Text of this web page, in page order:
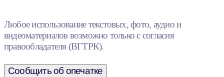
Любое использование текстовых, фото, аудио и
видеоматериалов возможно только с согласия
правообладателя (ВГТРК).
Сообщить об опечатке